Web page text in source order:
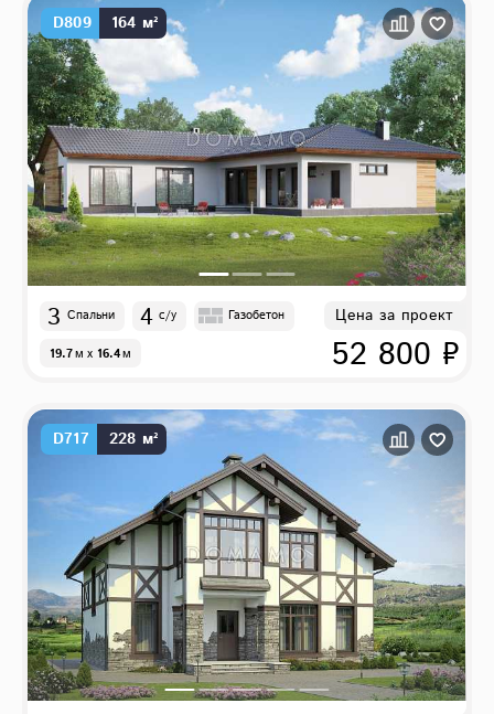
D809 164 м²
3 Спальни 4 с/у Газобетон
19.7м x 16.4м
Цена за проект
52 800 ₽
D717 228 м²